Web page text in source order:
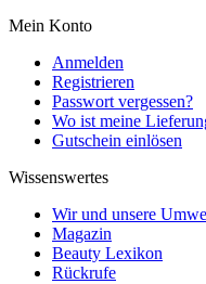
Mein Konto
Anmelden
Registrieren
Passwort vergessen?
Wo ist meine
Gutschein einlösen
Wissenswertes
Wir und unsere
Magazin
Beauty Lexikon
Rückrufe